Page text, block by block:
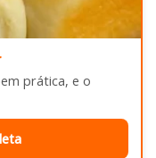
prática, e o